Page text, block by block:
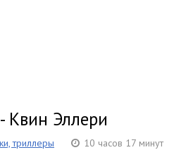
Квин Эллери
триллеры 10 часов 17 минут